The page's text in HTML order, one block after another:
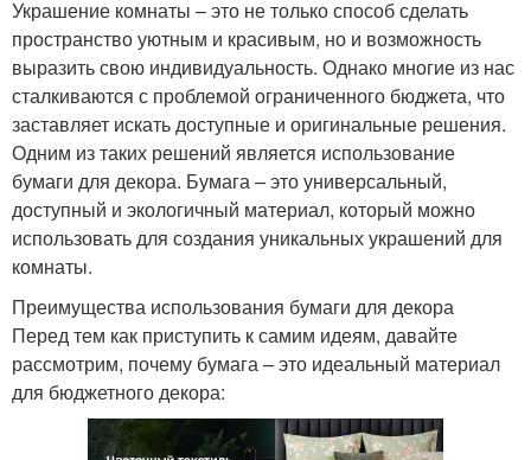
Украшение комнаты – это не только способ сделать
пространство уютным и красивым, но и возможность
выразить свою индивидуальность. Однако многие из нас
сталкиваются с проблемой ограниченного бюджета, что
заставляет искать доступные и оригинальные решения.
Одним из таких решений является использование
бумаги для декора. Бумага – это универсальный,
доступный и экологичный материал, который можно
использовать для создания уникальных украшений для
комнаты.
Преимущества использования бумаги для декора
Перед тем как приступить к самим идеям, давайте
рассмотрим, почему бумага – это идеальный материал
для бюджетного декора: